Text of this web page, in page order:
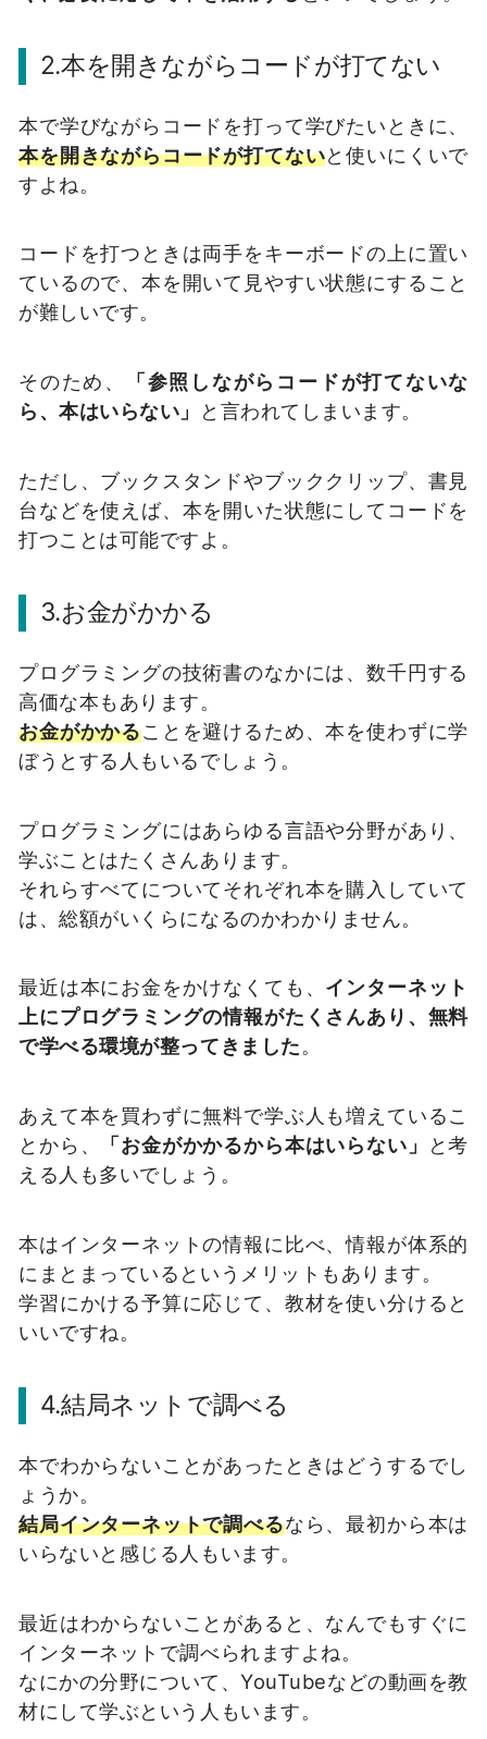
2.本を開きながらコードが打てない
本で学びながらコードを打って学びたいときに、
本を開きながらコードが打てないと使いにくいで
すよね。
コードを打つときは両手をキーボードの上に置い
ているので、本を開いて見やすい状態にすること
が難しいです。
そのため、
「参照しながらコードが打てないな
ら、本はいらない」
と言われてしまいます。
ただし、ブックスタンドやブッククリップ、書見
台などを使えば、本を開いた状態にしてコードを
打つことは可能ですよ。
3.お金がかかる
プログラミングの技術書のなかには、数千円する
高価な本もあります。
お金がかかることを避けるため、本を使わずに学
ぼうとする人もいるでしょう。
プログラミングにはあらゆる言語や分野があり、
学ぶことはたくさんあります。
それらすべてについてそれぞれ本を購入していて
は、総額がいくらになるのかわかりません。
最近は本にお金をかけなくても、 インターネット
上にプログラミングの情報がたくさんあり、無料
で学べる環境が整ってきました。
あえて本を買わずに無料で学ぶ人も増えているこ
とから、
「お金がかかるから本はいらない」
と考
える人も多いでしょう。
本はインターネットの情報に比べ、情報が体系的
にまとまっているというメリットもあります。
学習にかける予算に応じて、教材を使い分けると
いいですね。
4.結局ネットで調べる
本でわからないことがあったときはどうするでし
ょうか。
結局インターネットで調べるなら、最初から本は
いらないと感じる人もいます。
最近はわからないことがあると、なんでもすぐに
インターネットで調べられますよね。
なにかの分野について、YouTubeなどの動画を教
材にして学ぶという人もいます。